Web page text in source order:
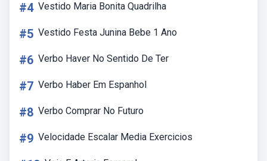
#4 Vestido Maria Bonita Quadrilha
#5 Vestido Festa Junina Bebe 1 Ano
#6 Verbo Haver No Sentido De Ter
#7 Verbo Haber Em Espanhol
#8 Verbo Comprar No Futuro
#9 Velocidade Escalar Media Exercicios